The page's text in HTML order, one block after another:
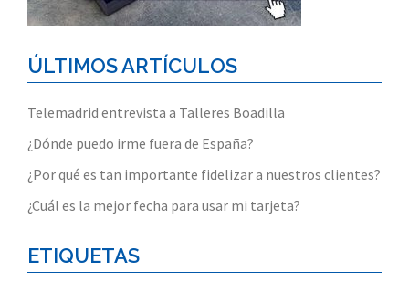
ÚLTIMOS ARTÍCULOS
Telemadrid entrevista a Talleres Boadilla
¿Dónde puedo irme fuera de España?
¿Por qué es tan importante fidelizar a nuestros clientes?
¿Cuál es la mejor fecha para usar mi tarjeta?
ETIQUETAS